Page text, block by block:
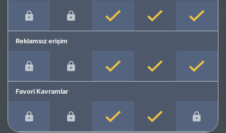
Reklamsız erişim
Favori Kavramlar